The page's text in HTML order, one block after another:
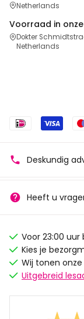
Netherlands
Voorraad in
Dokter
Netherlands
Deskundig
Heeft u
Voor 23:00
Kies je
Wij tonen
Uitgebreid